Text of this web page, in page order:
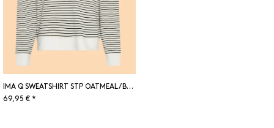
IMA Q SWEATSHIRT STP OATMEAL/ BLACK
69,95 € *